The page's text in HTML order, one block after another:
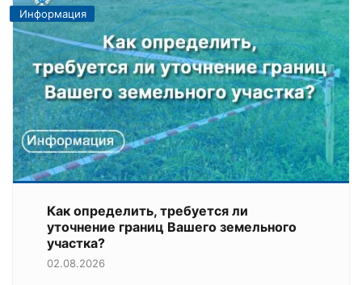
Информация
Как определить, требуется ли
уточнение границ Вашего земельного
участка?
02.08.2026